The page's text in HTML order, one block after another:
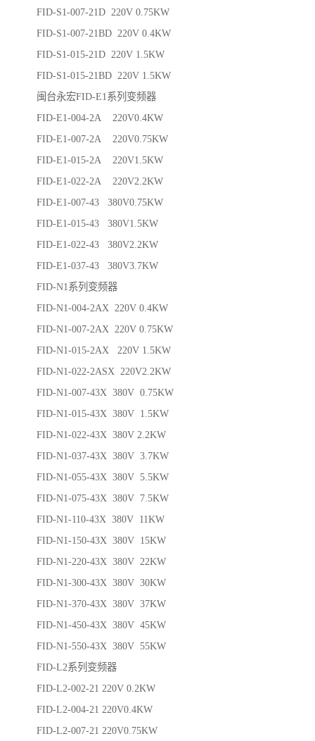
FID-S1-007-21D 220V 0.75KW
FID-S1-007-21BD 220V 0.4KW
FID-S1-015-21D 220V 1.5KW
FID-S1-015-21BD 220V 1.5KW
闽台永宏FID-E1系列变频器
FID-E1-004-2A 220V0.4KW
FID-E1-007-2A 220V0.75KW
FID-E1-015-2A 220V1.5KW
FID-E1-022-2A 220V2.2KW
FID-E1-007-43 380V0.75KW
FID-E1-015-43 380V1.5KW
FID-E1-022-43 380V2.2KW
FID-E1-037-43 380V3.7KW
FID-N1系列变频器
FID-N1-004-2AX 220V 0.4KW
FID-N1-007-2AX 220V 0.75KW
FID-N1-015-2AX 220V 1.5KW
FID-N1-022-2ASX 220V2.2KW
FID-N1-007-43X 380V 0.75KW
FID-N1-015-43X 380V 1.5KW
FID-N1-022-43X 380V 2.2KW
FID-N1-037-43X 380V 3.7KW
FID-N1-055-43X 380V 5.5KW
FID-N1-075-43X 380V 7.5KW
FID-N1-110-43X 380V 11KW
FID-N1-150-43X 380V 15KW
FID-N1-220-43X 380V 22KW
FID-N1-300-43X 380V 30KW
FID-N1-370-43X 380V 37KW
FID-N1-450-43X 380V 45KW
FID-N1-550-43X 380V 55KW
FID-L2系列变频器
FID-L2-002-21 220V 0.2KW
FID-L2-004-21 220V0.4KW
FID-L2-007-21 220V0.75KW